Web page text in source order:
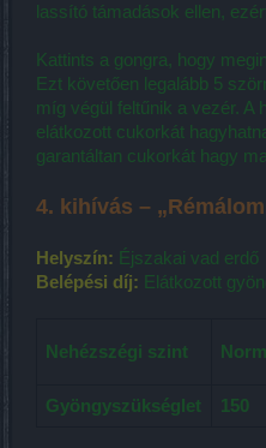
lassító támadások ellen,
Kattints a gongra, hogy
Ezt követően legalább 5
míg végül feltűnik a vezér. A
elátkozott cukorkát
garantáltan cukorkát hagy
4. kihívás –
Helyszín: Éjszakai vad erdő
Belépési díj: Elátkozott
Nehézszégi szint
Gyöngyszükséglet 150